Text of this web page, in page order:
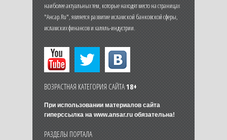
наиболее актуальных тем, которые находят место на страницах
"Ансар.Ru", является развитие исламской банковской сферы,
исламских финансов и халяль-индустрии.
ВОЗРАСТНАЯ КАТЕГОРИЯ САЙТА18+
При использовании материалов сайта
гиперссылка на www.ansar.ruобязательна!
РАЗДЕЛЫ ПОРТАЛА